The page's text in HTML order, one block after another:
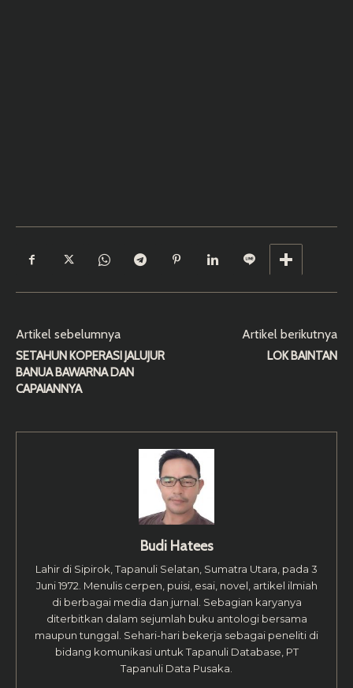
Artikel sebelumnya
SETAHUN KOPERASI JALUJUR
BANUA BAWARNA DAN
CAPAIANNYA
Artikel berikutnya
LOK BAINTAN
Budi Hatees
Lahir di Sipirok, Tapanuli Selatan, Sumatra Utara, pada 3
Juni 1972. Menulis cerpen, puisi, esai, novel, artikel ilmiah
di berbagai media dan jurnal. Sebagian karyanya
diterbitkan dalam sejumlah buku antologi bersama
maupun tunggal. Sehari-hari bekerja sebagai peneliti di
bidang komunikasi untuk Tapanuli Database, PT
Tapanuli Data Pusaka.